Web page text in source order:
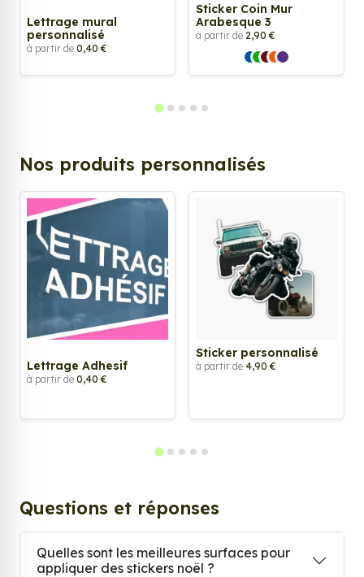
Lettrage mural
personnalisé
à partir de 0,40 €
Sticker Coin Mur
Arabesque 3
à partir de 2,90 €
Nos produits personnalisés
Lettrage Adhesif
à partir de 0,40 €
Sticker personnalisé
à partir de 4,90 €
Questions et réponses
Quelles sont les meilleures surfaces pour
appliquer des stickers noël ?